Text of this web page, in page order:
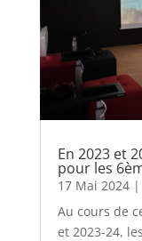
En 2023 et
pour les
17 Mai 2024|
Au cours de
et 2023-24,